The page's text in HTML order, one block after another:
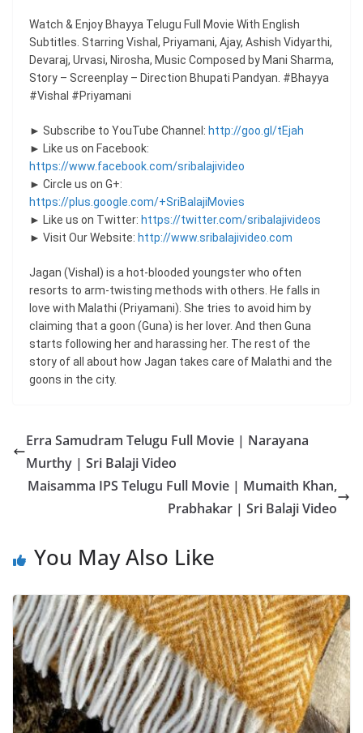
Watch & Enjoy Bhayya Telugu Full Movie With English
Subtitles. Starring Vishal, Priyamani, Ajay, Ashish Vidyarthi,
Devaraj, Urvasi, Nirosha, Music Composed by Mani Sharma,
Story – Screenplay – Direction Bhupati Pandyan. #Bhayya
#Vishal #Priyamani
► Subscribe to YouTube Channel: http://goo.gl/tEjah
► Like us on Facebook:
https://www.facebook.com/sribalajivideo
► Circle us on G+:
https://plus.google.com/+SriBalajiMovies
► Like us on Twitter: https://twitter.com/sribalajivideos
► Visit Our Website: http://www.sribalajivideo.com
Jagan (Vishal) is a hot-blooded youngster who often
resorts to arm-twisting methods with others. He falls in
love with Malathi (Priyamani). She tries to avoid him by
claiming that a goon (Guna) is her lover. And then Guna
starts following her and harassing her. The rest of the
story of all about how Jagan takes care of Malathi and the
goons in the city.
Erra Samudram Telugu Full Movie | Narayana
Murthy | Sri Balaji Video
Maisamma IPS Telugu Full Movie | Mumaith Khan,
Prabhakar | Sri Balaji Video
You May Also Like